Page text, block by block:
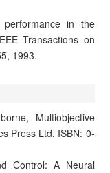
in the
Transactions on
1993.
Multiobjective
Press Ltd. ISBN: 0-
Control: A Neural